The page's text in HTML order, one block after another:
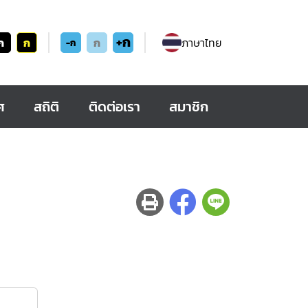
ก -ก ก +ก ภาษาไทย
สถิติ ติดต่อเรา สมาชิก